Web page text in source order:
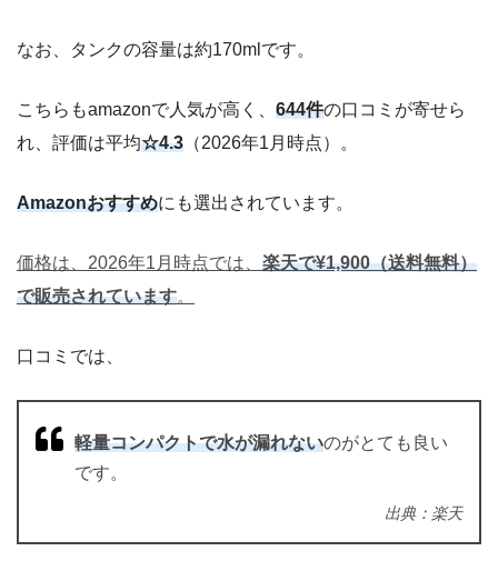
なお、タンクの容量は約170mlです。
こちらもamazonで人気が高く、 644件の口コミが寄せら
れ、評価は平均☆4.3 （2026年1月時点）。
Amazonおすすめにも選出されています。
価格は、2026年1月時点では、 楽天で¥1,900（送料無料）
で販売されています。
口コミでは、
軽量コンパクトで水が漏れないのがとても良い
です。
出典：楽天